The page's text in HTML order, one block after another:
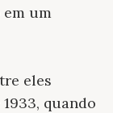
um
eles
quando